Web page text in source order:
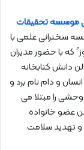
موسسه تحقیقات
سخنرانی علمی با
که با حضور مدیران
دانش کتابخانه
و دام نام برد و
را مبتلا می
عضو خانواده
و تهدید سلامت